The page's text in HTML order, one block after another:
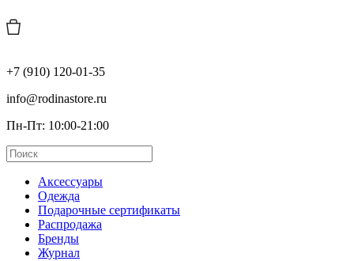
+7 (910) 120-01-35
info@rodinastore.ru
Пн-Пт: 10:00-21:00
Аксессуары
Одежда
Подарочные сертификаты
Распродажа
Бренды
Журнал